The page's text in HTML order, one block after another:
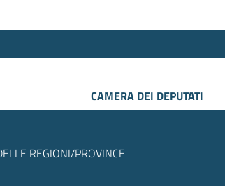
CAMERA DEI DEPUTATI
REGIONI/PROVINCE